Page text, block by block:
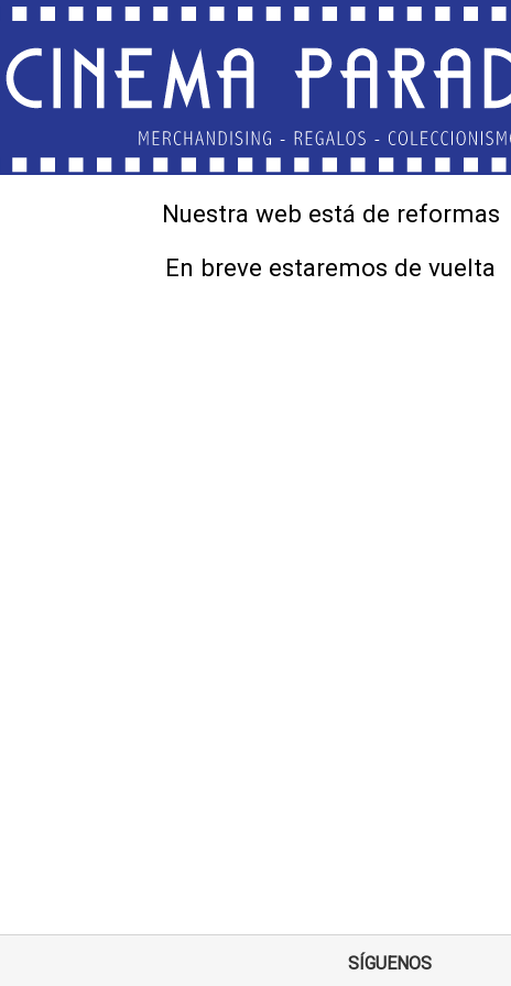
Nuestra web está de reformas
En breve estaremos de vuelta
SÍGUENOS